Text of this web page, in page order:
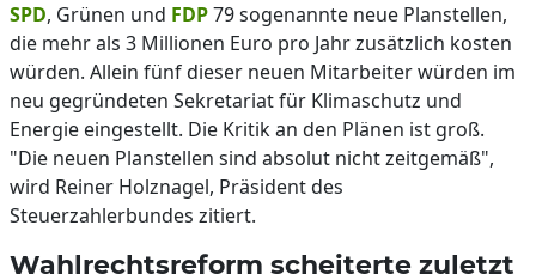
SPD, Grünen und FDP79 sogenannte neue Planstellen,
die mehr als 3 Millionen Euro pro Jahr zusätzlich kosten
würden. Allein fünf dieser neuen Mitarbeiter würden im
neu gegründeten Sekretariat für Klimaschutz und
Energie eingestellt. Die Kritik an den Plänen ist groß.
"Die neuen Planstellen sind absolut nicht zeitgemäß",
wird Reiner Holznagel, Präsident des
Steuerzahlerbundes zitiert.
Wahlrechtsreform scheiterte zuletzt